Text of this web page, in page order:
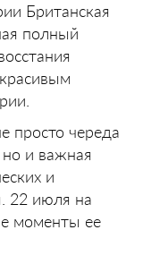
Британская
полный
просто череда
и важная
и
22 июля на
моменты ее